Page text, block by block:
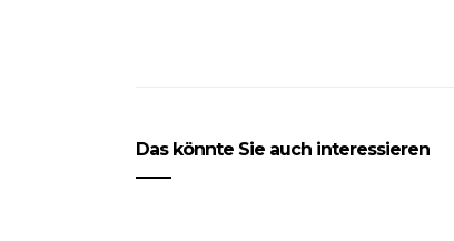
Das könnte Sie auch interessieren